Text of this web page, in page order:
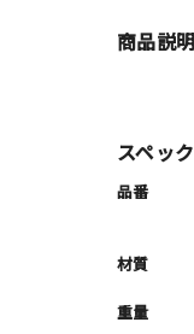
商品説明
スペック
品番
材質
重量